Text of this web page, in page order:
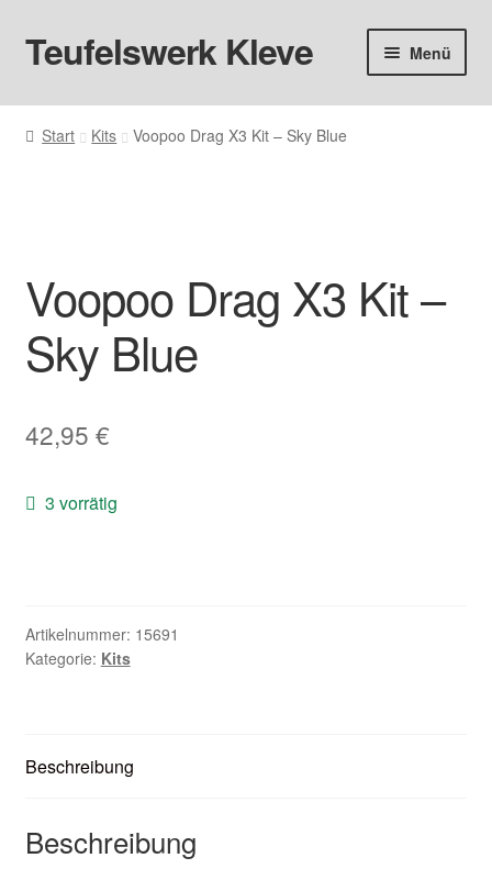
Zur
Navigation
Zum
Inhalt
Teufelswerk Kleve Menü
Startseite
Liquids
Big Puff
Basen & Nikotin
Zubehör
Kontaktformular
Start Kits Voopoo Drag X3 Kit – Sky Blue
Voopoo Drag X3 Kit –
Sky Blue
42,95 €
3 vorrätig
Artikelnummer: 15691
Kategorie: Kits
Beschreibung
Beschreibung